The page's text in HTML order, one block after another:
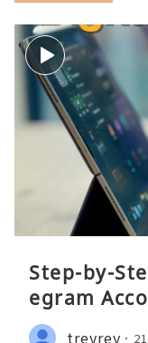
Step-by-
egram
treyrey